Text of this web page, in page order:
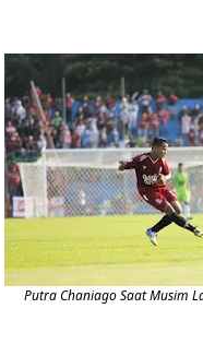
Putra Chaniago Saat Musim